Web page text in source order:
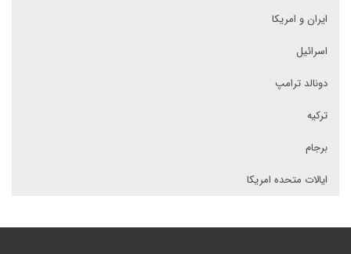
ایران و امریکا
اسرائیل
دونالد ترامپ
ترکیه
برجام
ایالات متحده امریکا